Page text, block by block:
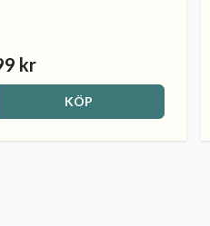
kr
KÖP